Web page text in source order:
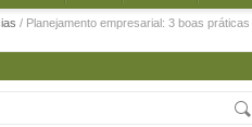
/ Planejamento empresarial: 3 boas